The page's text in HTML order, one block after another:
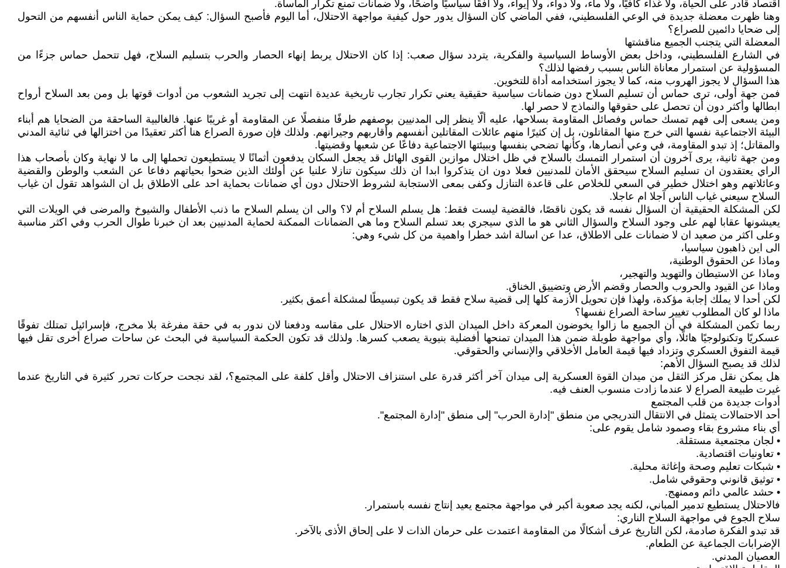
اقتصاد قادر على الحياة، ولا غذاء كافيًا، ولا ماء، ولا دواء، ولا إيواء، ولا أفقًا سياسيًا واضحًا، ولا ضمانات تمنع تكرار المأساة.
وهنا ظهرت معضلة جديدة في الوعي الفلسطيني، ففي الماضي كان السؤال يدور حول كيفية مواجهة الاحتلال، أما اليوم فأصبح السؤال: كيف يمكن حماية الناس أنفسهم من التحول
إلى ضحايا دائمين للصراع؟
المعضلة التي يتجنب الجميع مناقشتها
في الشارع الفلسطيني، وداخل بعض الأوساط السياسية والفكرية، يتردد سؤال صعب: إذا كان الاحتلال يربط إنهاء الحصار والحرب بتسليم السلاح، فهل تتحمل حماس جزءًا من
المسؤولية عن استمرار معاناة الناس بسبب رفضها لذلك؟
هذا السؤال لا يجوز الهروب منه، كما لا يجوز استخدامه أداة للتخوين.
فمن جهة أولى، ترى حماس أن تسليم السلاح دون ضمانات سياسية حقيقية يعني تكرار تجارب تاريخية عديدة انتهت إلى تجريد الشعوب من أدوات قوتها بل ومن بعد السلاح أرواح
ابطالها وأكثر دون أن تحصل على حقوقها والنماذج لا حصر لها.
ومن يسعى إلى فهم تمسك حماس وفصائل المقاومة بسلاحها، عليه ألّا ينظر إلى المدنيين بوصفهم طرفًا منفصلًا عن المقاومة أو غريبًا عنها. فالغالبية الساحقة من الضحايا هم أبناء
البيئة الاجتماعية نفسها التي خرج منها المقاتلون، بل إن كثيرًا منهم عائلات المقاتلين أنفسهم وأقاربهم وجيرانهم. ولذلك فإن صورة الصراع هنا أكثر تعقيدًا من اختزالها في ثنائية المدني
والمقاتل؛ إذ تبدو المقاومة، في وعي أنصارها، وكأنها تضحي بنفسها وببيئتها الاجتماعية دفاعًا عن شعبها وقضيتها.
ومن جهة ثانية، يرى آخرون أن استمرار التمسك بالسلاح في ظل اختلال موازين القوى الهائل قد يجعل السكان يدفعون أثمانًا لا يستطيعون تحملها إلى ما لا نهاية وكان بأصحاب هذا
الراي يعتقدون ان تسليم السلاح سيحقق الأمان للمدنيين فعلا دون ان يتذكروا ابدا ان ذلك سيكون تنازلا علنيا عن أولئك الذين ضحوا بحياتهم دفاعا عن الشعب والوطن والقضية
وعائلاتهم وهو اختلال خطير في السعي للخلاص على قاعدة التنازل وكفى بمعى الاستجابة لشروط الاحتلال دون أي ضمانات بحماية احد على الاطلاق بل ان الشواهد تقول ان غياب
السلاح سيعني غياب الناس آجلا ام عاجلا.
لكن المشكلة الحقيقية أن السؤال نفسه قد يكون ناقصًا، فالقضية ليست فقط: هل يسلم السلاح أم لا؟ والى ان يسلم السلاح ما ذنب الأطفال والشيوخ والمرضى في الويلات التي
يعيشونها عقابا لهم على وجود السلاح والسؤال الثاني هو ما الذي سيجري بعد تسلم السلاح وما هي الضمانات الممكنة لحماية المدنيين بعد ان خبرنا طوال الحرب وفي اكثر مناسبة
وعلى اكثر من صعيد ان لا ضمانات على الاطلاق، عدا عن اسالة اشد خطرا واهمية من كل شيء وهي:
الى اين ذاهبون سياسيا،
وماذا عن الحقوق الوطنية،
وماذا عن الاستيطان والتهويد والتهجير،
وماذا عن القيود والحروب والحصار وقضم الأرض وتضييق الخناق.
لكن أحدا لا يملك إجابة مؤكدة، ولهذا فإن تحويل الأزمة كلها إلى قضية سلاح فقط قد يكون تبسيطًا لمشكلة أعمق بكثير.
ماذا لو كان المطلوب تغيير ساحة الصراع نفسها؟
ربما تكمن المشكلة في أن الجميع ما زالوا يخوضون المعركة داخل الميدان الذي اختاره الاحتلال على مقاسه ودفعنا لان ندور به في حقة مفرغة بلا مخرج، فإسرائيل تمتلك تفوقًا
عسكريًا وتكنولوجيًا هائلًا، وأي مواجهة طويلة ضمن هذا الميدان تمنحها أفضلية بنيوية يصعب كسرها. ولذلك قد تكون الحكمة السياسية في البحث عن ساحات صراع أخرى تقل فيها
قيمة التفوق العسكري وتزداد فيها قيمة العامل الأخلاقي والإنساني والحقوقي.
لذلك قد يصبح السؤال الأهم:
هل يمكن نقل مركز الثقل من ميدان القوة العسكرية إلى ميدان آخر أكثر قدرة على استنزاف الاحتلال وأقل كلفة على المجتمع؟، لقد نجحت حركات تحرر كثيرة في التاريخ عندما
غيرت طبيعة الصراع لا عندما زادت منسوب العنف فيه.
أدوات جديدة من قلب المجتمع
أحد الاحتمالات يتمثل في الانتقال التدريجي من منطق "إدارة الحرب" إلى منطق "إدارة المجتمع".
أي بناء مشروع بقاء وصمود شامل يقوم على:
• لجان مجتمعية مستقلة.
• تعاونيات اقتصادية.
• شبكات تعليم وصحة وإغاثة محلية.
• توثيق قانوني وحقوقي شامل.
• حشد عالمي دائم وممنهج.
فالاحتلال يستطيع تدمير المباني، لكنه يجد صعوبة أكبر في مواجهة مجتمع يعيد إنتاج نفسه باستمرار.
سلاح الجوع في مواجهة السلاح الناري:
قد تبدو الفكرة صادمة، لكن التاريخ عرف أشكالًا من المقاومة اعتمدت على حرمان الذات لا على إلحاق الأذى بالآخر.
الإضرابات الجماعية عن الطعام.
العصيان المدني.